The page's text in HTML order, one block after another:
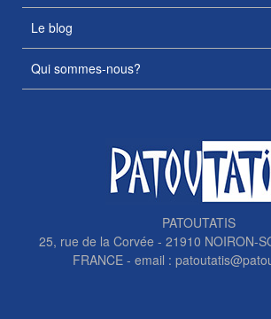
Le blog
Qui sommes-nous?
PATOUTATIS
25, rue de la Corvée - 21910 NOIRON-
FRANCE - email :